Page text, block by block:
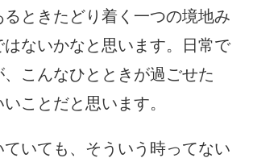
るときたどり着く一つの境地み
はないかなと思います。日常で
、こんなひとときが過ごせた
ことだと思います。
ていても、そういう時ってない